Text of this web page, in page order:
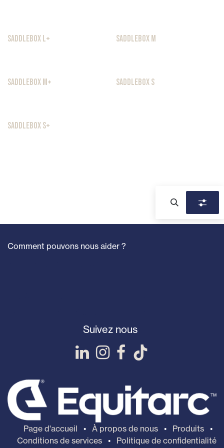
Fermeture à cadenas
Fermeture à cadenas
SaddleBox L+ SaddleBox M
SaddleBox M+ Fermeture à cadenas
SaddleBox S
SaddleBox S+
Comment pouvons nous aider ?
Suivez nous
Page d'accueil • À propos de nous • Produits •
Conditions de services •
Politique de confidentialité